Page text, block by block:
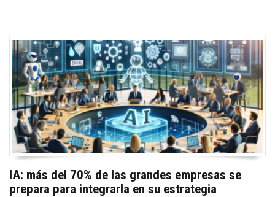
IA: más del 70% de las grandes empresas se
prepara para integrarla en su estrategia